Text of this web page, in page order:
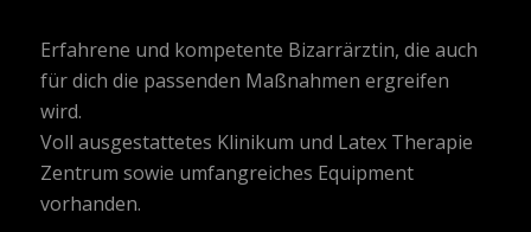
Erfahrene und kompetente Bizarrärztin, die auch
für dich die passenden Maßnahmen ergreifen
wird.
Voll ausgestattetes Klinikum und Latex Therapie
Zentrum sowie umfangreiches Equipment
vorhanden.